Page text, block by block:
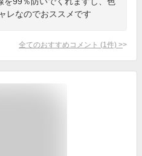
レなのでおススメです
全てのおすすめコメント (1 件) >